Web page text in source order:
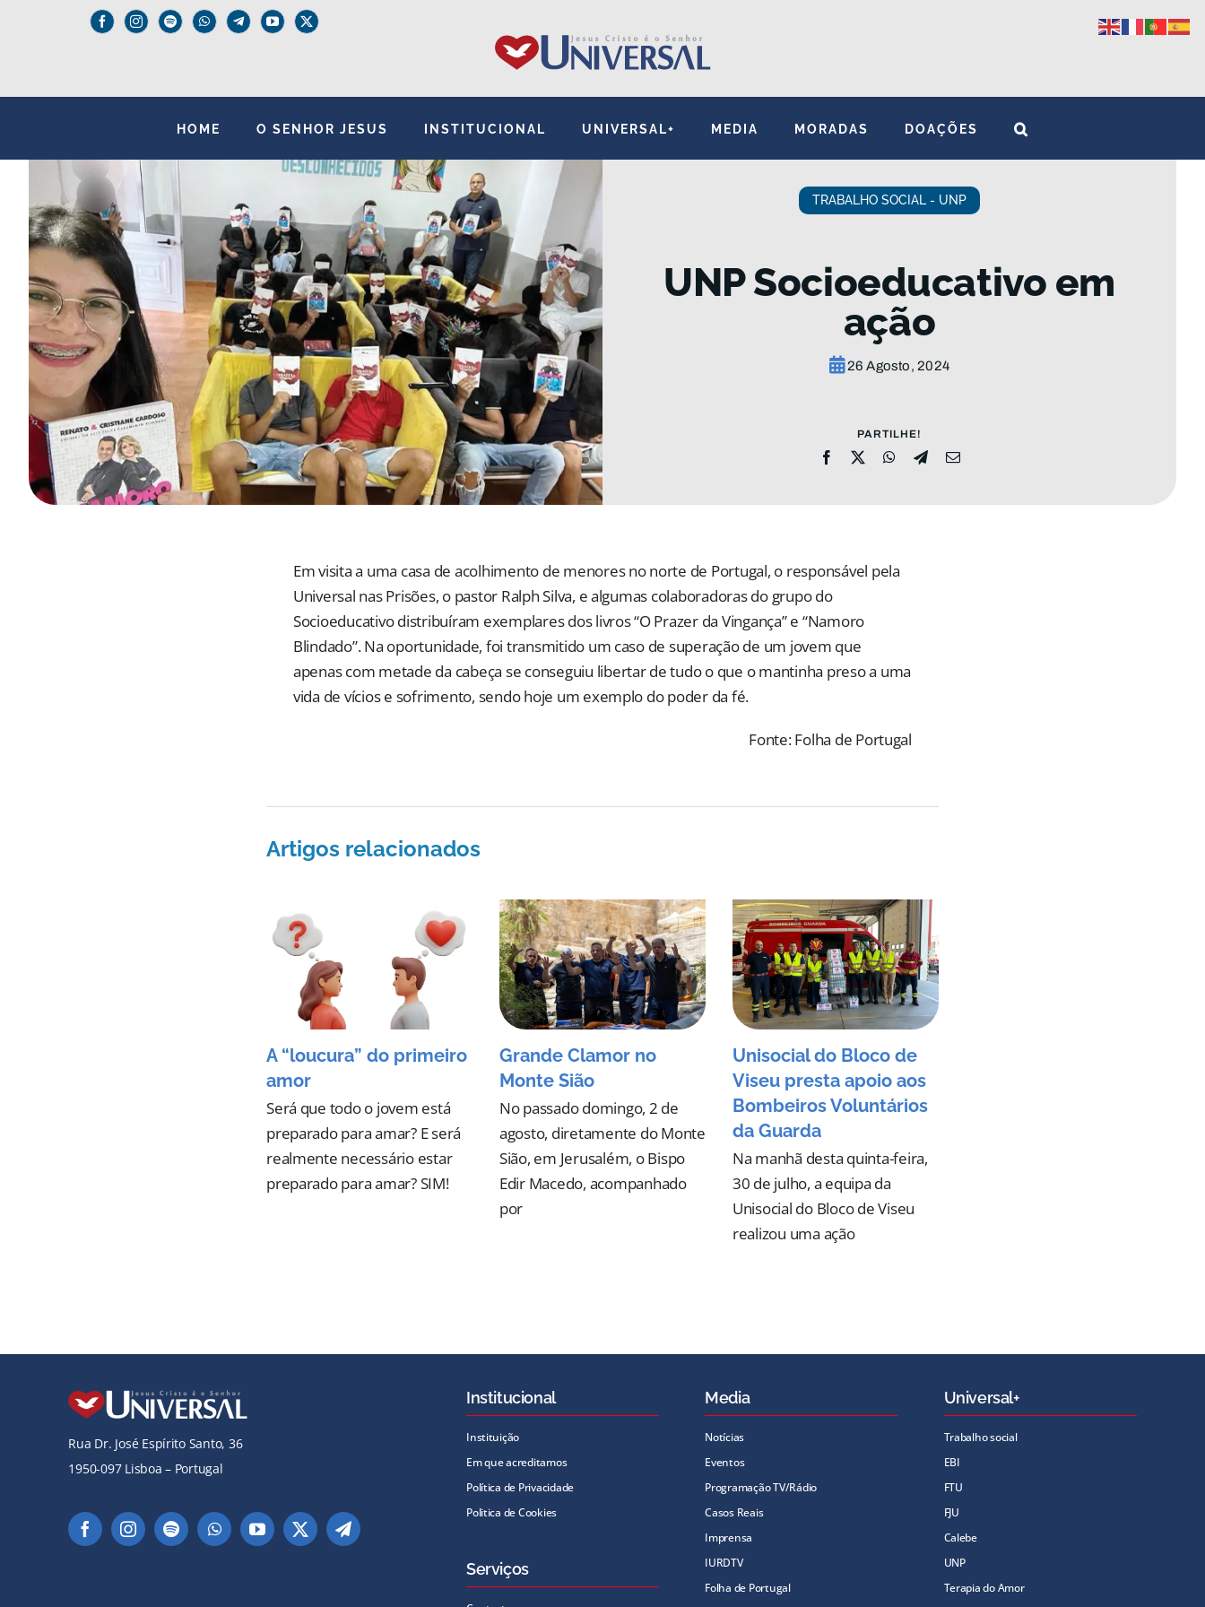
HOME O SENHOR JESUS INSTITUCIONAL UNIVERSAL+ MEDIA MORADAS DOAÇÕES
TRABALHO SOCIAL - UNP
UNP Socioeducativo em
ação
26 Agosto, 2024
PARTILHE!
Em visita a uma casa de acolhimento de menores no norte de Portugal, o responsável pela
Universal nas Prisões, o pastor Ralph Silva, e algumas colaboradoras do grupo do
Socioeducativo distribuíram exemplares dos livros “O Prazer da Vingança” e “Namoro
Blindado”. Na oportunidade, foi transmitido um caso de superação de um jovem que
apenas com metade da cabeça se conseguiu libertar de tudo o que o mantinha preso a uma
vida de vícios e sofrimento, sendo hoje um exemplo do poder da fé.
Fonte: Folha de Portugal
Artigos relacionados
A “loucura” do primeiro
amor
Será que todo o jovem está
preparado para amar? E será
realmente necessário estar
preparado para amar? SIM!
Grande Clamor no
Monte Sião
No passado domingo, 2 de
agosto, diretamente do Monte
Sião, em Jerusalém, o Bispo
Edir Macedo, acompanhado
por
Unisocial do Bloco de
Viseu presta apoio aos
Bombeiros Voluntários
da Guarda
Na manhã desta quinta-feira,
30 de julho, a equipa da
Unisocial do Bloco de Viseu
realizou uma ação
Rua Dr. José Espírito Santo, 36
1950-097 Lisboa – Portugal
Institucional
Instituição
Em que acreditamos
Política de Privacidade
Politica de Cookies
Serviços
Media
Notícias
Eventos
Programação TV/Rádio
Casos Reais
Imprensa
IURDTV
Folha de Portugal
Universal+
Trabalho social
EBI
FTU
FJU
Calebe
UNP
Terapia do Amor